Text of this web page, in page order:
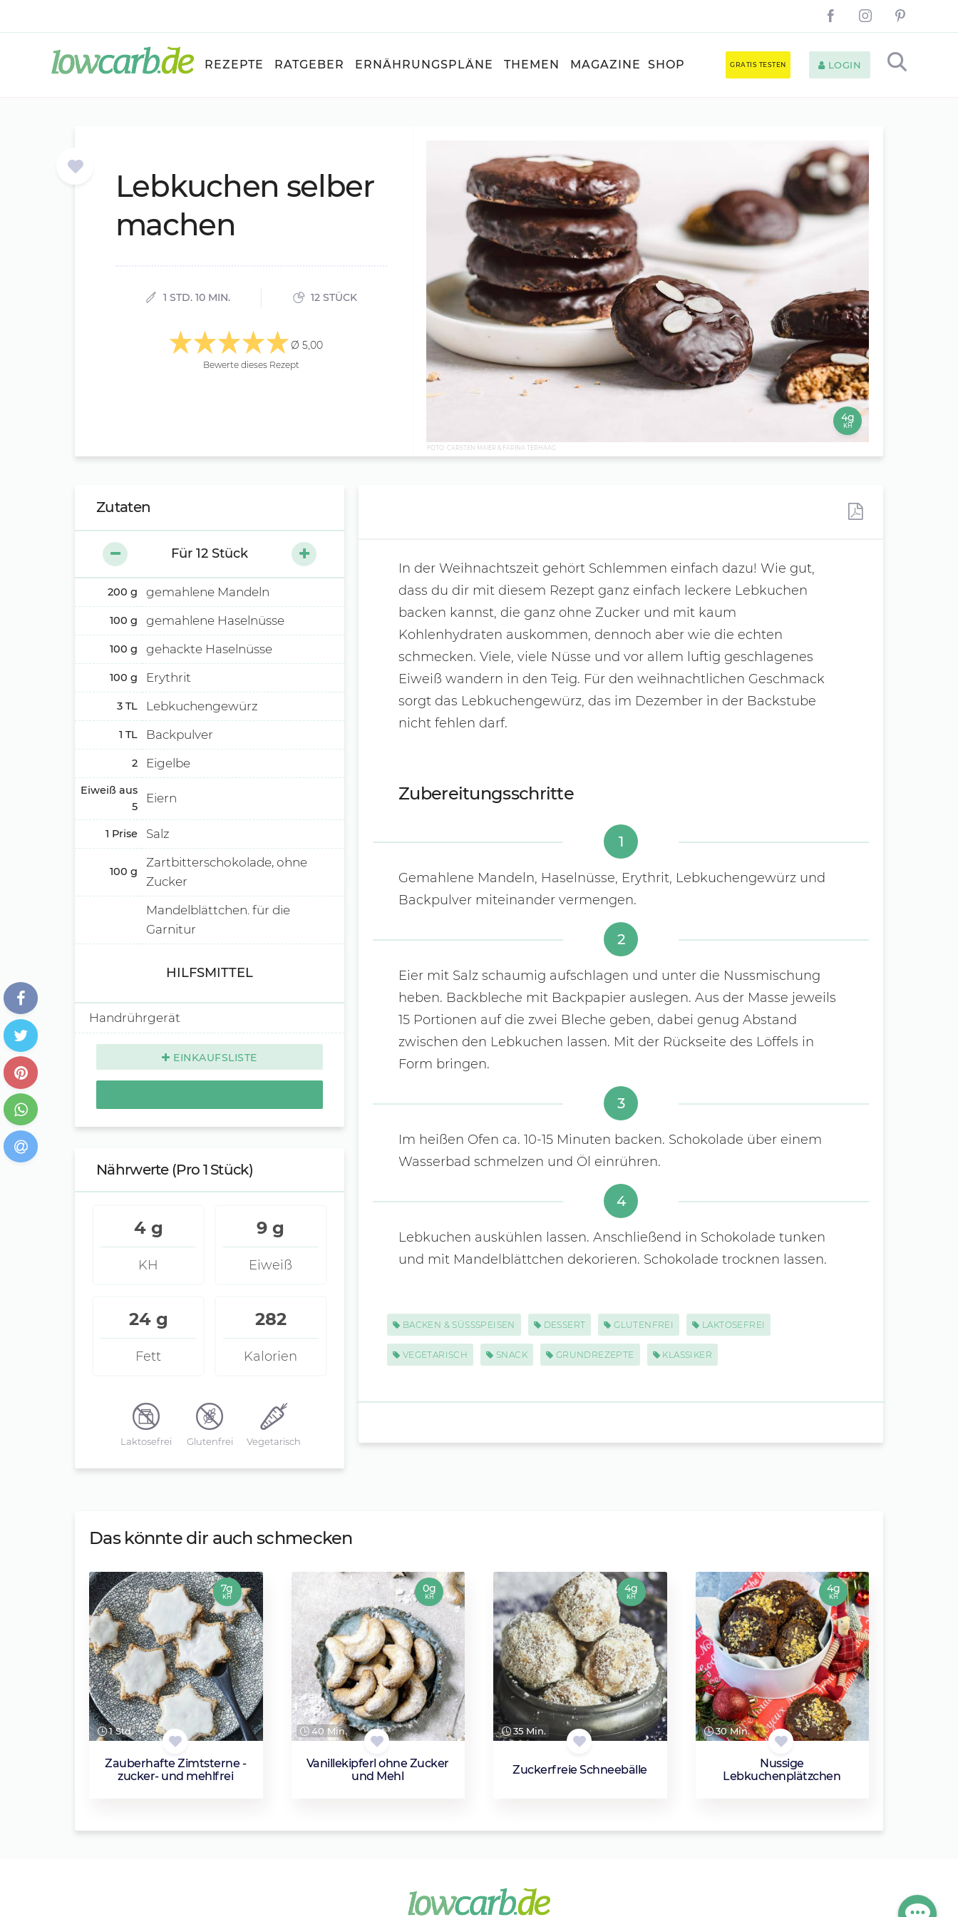
REZEPTE RATGEBER ERNÄHRUNGSPLÄNE THEMEN MAGAZINE SHOP GRATIS TESTEN LOGIN
FOTO: CARSTEN MAIER & FARINA TERHAAG
4g
KH
Leb­ku­chen sel­ber
ma­chen
1 STD. 10 MIN. 12 STÜCK
Ø 5,00
Bewerte dieses Rezept
In der Weihnachtszeit gehört Schlemmen einfach dazu! Wie gut,
dass du dir mit diesem Rezept ganz einfach leckere Lebkuchen
backen kannst, die ganz ohne Zucker und mit kaum
Kohlenhydraten auskommen, dennoch aber wie die echten
schmecken. Viele, viele Nüsse und vor allem luftig geschlagenes
Eiweiß wandern in den Teig. Für den weihnachtlichen Geschmack
sorgt das Lebkuchengewürz, das im Dezember in der Backstube
nicht fehlen darf.
Zubereitungsschritte
1
Gemahlene Mandeln, Haselnüsse, Erythrit, Lebkuchengewürz und
Backpulver miteinander vermengen.
2
Eier mit Salz schaumig aufschlagen und unter die Nussmischung
heben. Backbleche mit Backpapier auslegen. Aus der Masse jeweils
15 Portionen auf die zwei Bleche geben, dabei genug Abstand
zwischen den Lebkuchen lassen. Mit der Rückseite des Löffels in
Form bringen.
3
Im heißen Ofen ca. 10-15 Minuten backen. Schokolade über einem
Wasserbad schmelzen und Öl einrühren.
4
Lebkuchen auskühlen lassen. Anschließend in Schokolade tunken
und mit Mandelblättchen dekorieren. Schokolade trocknen lassen.
BACKEN & SÜSSSPEISEN DESSERT GLUTENFREI LAKTOSEFREI
VEGETARISCH SNACK GRUNDREZEPTE KLASSIKER
Zutaten
Für 12 Stück
200 g gemahlene Mandeln
100 g gemahlene Haselnüsse
100 g gehackte Haselnüsse
100 g Erythrit
3 TL Lebkuchengewürz
1 TL Backpulver
2 Eigelbe
Eiweiß aus
5
Eiern
1 Prise Salz
100 g
Zartbitterschokolade, ohne
Zucker
Mandelblättchen. für die
Garnitur
HILFSMITTEL
Handrührgerät
EINKAUFSLISTE
Nährwerte (Pro 1 Stück)
4 g
KH
9 g
Eiweiß
24 g
Fett
282
Kalorien
Laktosefrei Glutenfrei Vegetarisch
Das könnte dir auch schmecken
1 Std.
Zauberhafte Zimtsterne -
zucker- und mehlfrei
7g
KH
40 Min.
Vanillekipferl ohne Zucker
und Mehl
0g
KH
35 Min.
Zuckerfreie Schneebälle
4g
KH
30 Min.
Nussige
Lebkuchenplätzchen
4g
KH